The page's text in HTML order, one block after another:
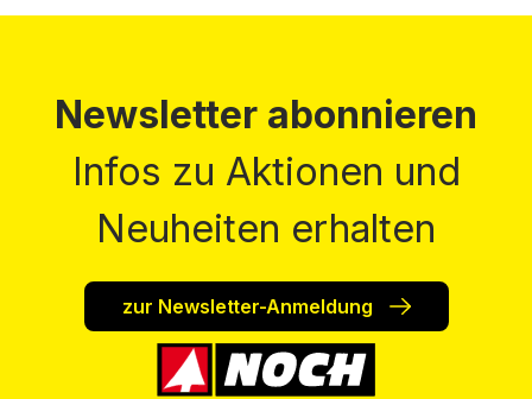
Newsletter abonnieren
Infos zu Aktionen und
Neuheiten erhalten
zur Newsletter-Anmeldung